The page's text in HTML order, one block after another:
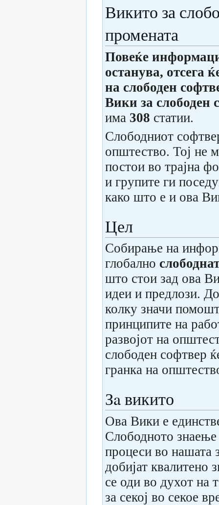
Викито за
промената
Повеќе
останува, отсега
на слободен
Вики за слободен
има 308 статии.
Слободниот
општество. Тој не
постои во трајна
и групите ги
како што е и ова
Цел
Собирање на
глобално
што стои зад ова
идеи и предлози.
колку значи
принципите на
развојот на
слободен софтвер
гранка на
Зa викито
Ова Вики е
Слободното знаење
процеси во нашата
добијат квалитено
се оди во духот на
за секој во секое